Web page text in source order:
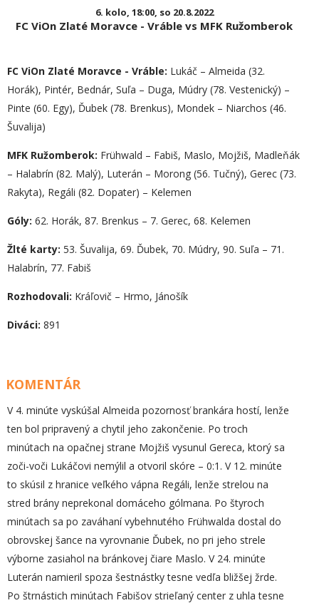
6. kolo, 18:00, so 20.8.2022
FC ViOn Zlaté Moravce - Vráble vs MFK Ružomberok
FC ViOn Zlaté Moravce - Vráble: Lukáč – Almeida (32.
Horák), Pintér, Bednár, Suľa – Duga, Múdry (78. Vestenický) –
Pinte (60. Egy), Ďubek (78. Brenkus), Mondek – Niarchos (46.
Šuvalija)
MFK Ružomberok: Frühwald – Fabiš, Maslo, Mojžiš, Madleňák
– Halabrín (82. Malý), Luterán – Morong (56. Tučný), Gerec (73.
Rakyta), Regáli (82. Dopater) – Kelemen
Góly: 62. Horák, 87. Brenkus – 7. Gerec, 68. Kelemen
Žlté karty: 53. Šuvalija, 69. Ďubek, 70. Múdry, 90. Suľa – 71.
Halabrín, 77. Fabiš
Rozhodovali: Kráľovič – Hrmo, Jánošík
Diváci: 891
KOMENTÁR
V 4. minúte vyskúšal Almeida pozornosť brankára hostí, lenže
ten bol pripravený a chytil jeho zakončenie. Po troch
minútach na opačnej strane Mojžiš vysunul Gereca, ktorý sa
zoči-voči Lukáčovi nemýlil a otvoril skóre – 0:1. V 12. minúte
to skúsil z hranice veľkého vápna Regáli, lenže strelou na
stred brány neprekonal domáceho gólmana. Po štyroch
minútach sa po zaváhaní vybehnutého Frühwalda dostal do
obrovskej šance na vyrovnanie Ďubek, no pri jeho strele
výborne zasiahol na bránkovej čiare Maslo. V 24. minúte
Luterán namieril spoza šestnástky tesne vedľa bližšej žrde.
Po štrnástich minútach Fabišov strieľaný center z uhla tesne